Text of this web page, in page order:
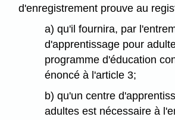
d'enregistrement prouve au
a) qu'il fournira, par
d'apprentissage pour
programme d'éducation
énoncé à l'article 3;
b) qu'un centre
adultes est nécessaire à